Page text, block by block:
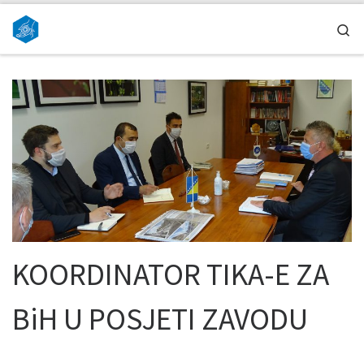
Skip to content
KOORDINATOR TIKA-E ZA
BiH U POSJETI ZAVODU